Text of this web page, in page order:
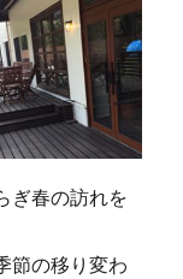
ぎ春の訪れを
節の移り変わ